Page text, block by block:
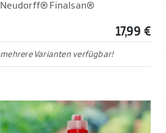
Neudorff® Finalsan®
17,99 €
mehrere Varianten verfügbar!